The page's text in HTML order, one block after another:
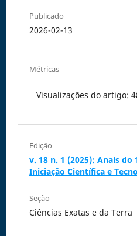
Publicado
2026-02-13
Métricas
Visualizações do artigo:
Edição
v. 18 n. 1 (2025): Anais do
Iniciação Científica e
Seção
Ciências Exatas e da Terra